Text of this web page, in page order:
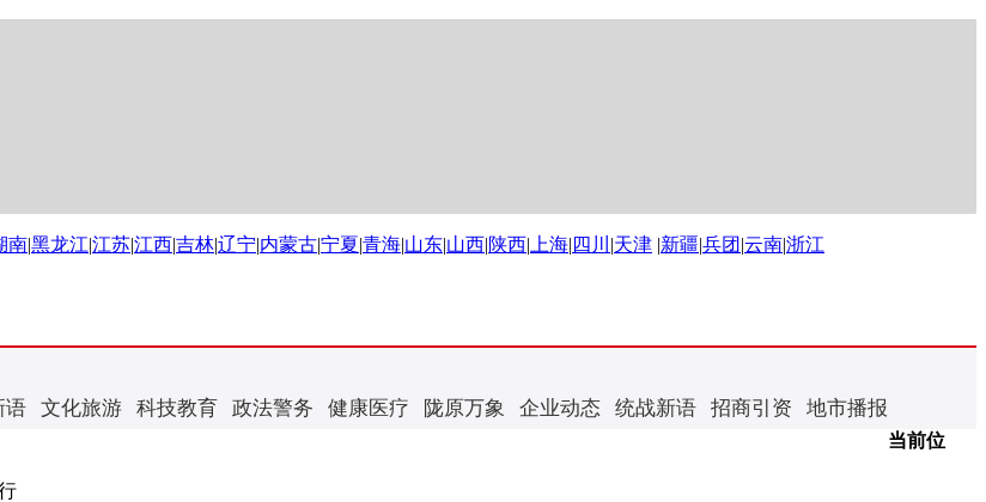
南|黑龙江|江苏|江西|吉林|辽宁|内蒙古|宁夏|青海|山东|山西|陕西| 上海| 四川 |天津 |新疆|兵团 |云南|浙江
语 文化旅游 科技教育 政法警务 健康医疗 陇原万象 企业动态 统战新语 招商引资 地市播报
当前位